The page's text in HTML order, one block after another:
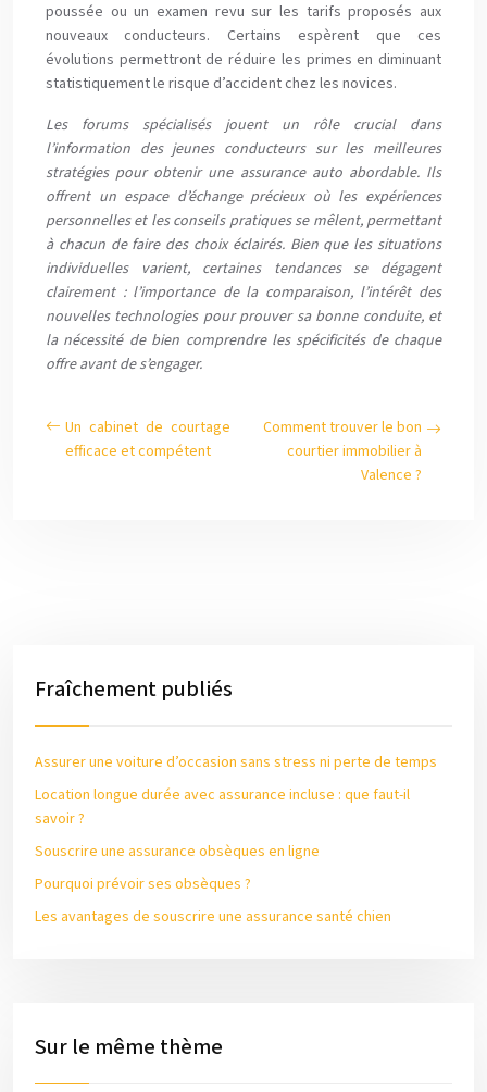
poussée ou un examen revu sur les tarifs proposés aux
nouveaux conducteurs. Certains espèrent que ces
évolutions permettront de réduire les primes en diminuant
statistiquement le risque d’accident chez les novices.
Les forums spécialisés jouent un rôle crucial dans
l’information des jeunes conducteurs sur les meilleures
stratégies pour obtenir une assurance auto abordable. Ils
offrent un espace d’échange précieux où les expériences
personnelles et les conseils pratiques se mêlent, permettant
à chacun de faire des choix éclairés. Bien que les situations
individuelles varient, certaines tendances se dégagent
clairement : l’importance de la comparaison, l’intérêt des
nouvelles technologies pour prouver sa bonne conduite, et
la nécessité de bien comprendre les spécificités de chaque
offre avant de s’engager.
Un cabinet de courtage
efficace et compétent
Comment trouver le bon
courtier immobilier à
Valence ?
Fraîchement publiés
Assurer une voiture d’occasion sans stress ni perte de temps
Location longue durée avec assurance incluse : que faut-il
savoir ?
Souscrire une assurance obsèques en ligne
Pourquoi prévoir ses obsèques ?
Les avantages de souscrire une assurance santé chien
Sur le même thème